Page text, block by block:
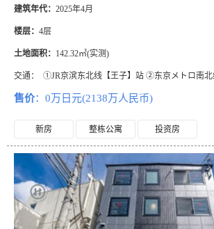
建筑年代： 2025年4月
楼层： 4层
土地面积： 142.32㎡(实测)
交通： ①JR京滨东北线【王子】站 ②东京メトロ南北
售价：0万日元(2138万人民币)
新房 整栋公寓 投资房